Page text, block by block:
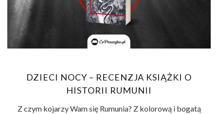
DZIECI NOCY – RECENZJA KSIĄŻKI O
HISTORII RUMUNII
Z czym kojarzy Wam się Rumunia? Z kolorową i bogatą